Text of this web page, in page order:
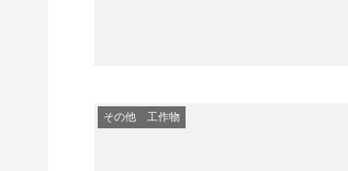
その他 工作物